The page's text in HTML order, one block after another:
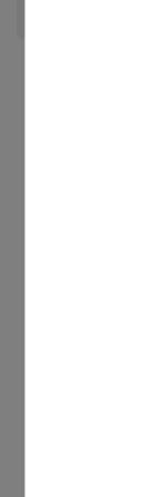
Nous
marquage
nettoyer
Vous